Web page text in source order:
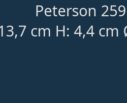
Peterson
cm H: 4,4 cm